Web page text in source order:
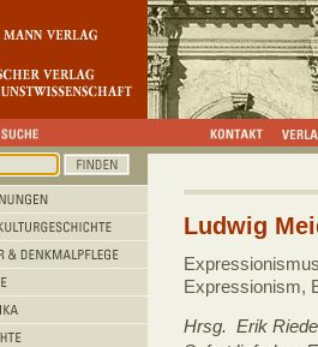
Ludwig
Expressionism,
Hrsg. Erik